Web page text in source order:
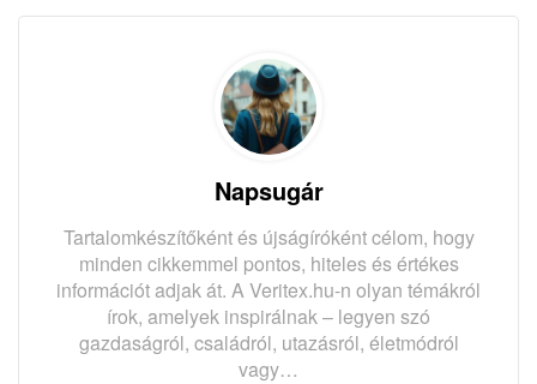
Napsugár
Tartalomkészítőként és újságíróként célom, hogy
minden cikkemmel pontos, hiteles és értékes
információt adjak át. A Veritex.hu-n olyan témákról
írok, amelyek inspirálnak – legyen szó
gazdaságról, családról, utazásról, életmódról
vagy…